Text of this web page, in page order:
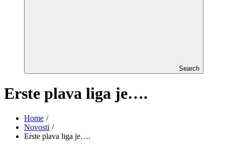
Search
Erste plava liga je….
Home
Novosti
Erste plava liga je….